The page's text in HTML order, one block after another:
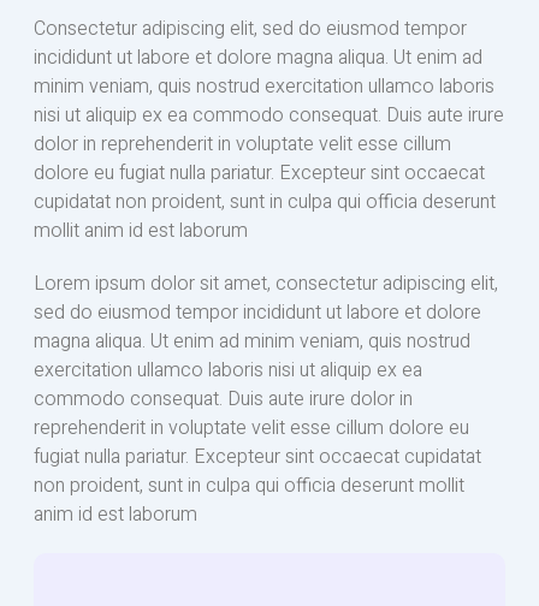
Consectetur adipiscing elit, sed do eiusmod tempor
incididunt ut labore et dolore magna aliqua. Ut enim ad
minim veniam, quis nostrud exercitation ullamco laboris
nisi ut aliquip ex ea commodo consequat. Duis aute irure
dolor in reprehenderit in voluptate velit esse cillum
dolore eu fugiat nulla pariatur. Excepteur sint occaecat
cupidatat non proident, sunt in culpa qui officia deserunt
mollit anim id est laborum
Lorem ipsum dolor sit amet, consectetur adipiscing elit,
sed do eiusmod tempor incididunt ut labore et dolore
magna aliqua. Ut enim ad minim veniam, quis nostrud
exercitation ullamco laboris nisi ut aliquip ex ea
commodo consequat. Duis aute irure dolor in
reprehenderit in voluptate velit esse cillum dolore eu
fugiat nulla pariatur. Excepteur sint occaecat cupidatat
non proident, sunt in culpa qui officia deserunt mollit
anim id est laborum